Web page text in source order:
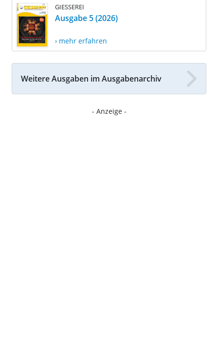
GIESSEREI
Ausgabe 5 (2026)
› mehr erfahren
Weitere Ausgaben im Ausgabenarchiv
- Anzeige -